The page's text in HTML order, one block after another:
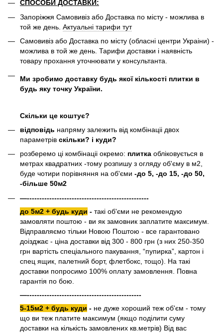
СПОСОБИ ДОСТАВКИ:
Запоріжжя Самовивіз або Доставка по місту - можлива в
той же день. Актуальні тарифи тут
Самовивіз або Доставка по місту (обласні центри Украіни) -
можлива в той же день. Тарифи доставки і наявність
товару прохання уточнювати у консультанта.
Ми зробимо доставку будь якої кількості плитки в
будь яку точку України.
Скільки це коштує?
відповідь напряму залежить від комбінаціі двох
параметрів скільки? і куди?
розберемо ці комбінаціі окремо: плитка обліковується в
метрах квадратних -тому розпишу з огляду об'єму в м2,
буде чотири порівняння на об'єми -до 5, -до 15, -до 50,
-більше 50м2
—-------------------------------------------------
до 5м2 + будь куди - такі об'єми не рекомендую
замовляти поштою - ви як замовник заплатите максимум.
Відправляємо тільки Новою Поштою - все гарантовано
доізджає - ціна доставки від 300 - 800 грн (з них 250-350
грн вартість спеціального пакування, “пупирка”, картон і
спец ящик, палетний борт, флетбокс, тощо). На такі
доставки попросимо 100% оплату замовлення. Повна
гарантія по бою.
—----------------------------------------------
5-15м2 + будь куди - не дуже хороший теж об'єм - тому
що ви теж платите максимум (якщо поділити суму
доставки на кількість замовлених кв.метрів) Від вас